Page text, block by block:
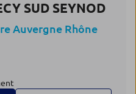
SUD SEYNOD
Auvergne Rhône